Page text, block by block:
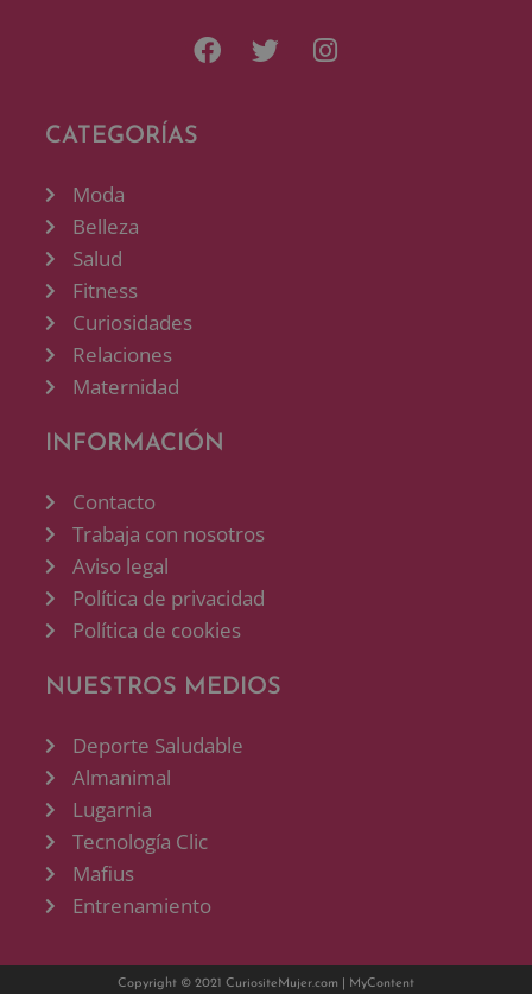
CATEGORÍAS
Moda
Belleza
Salud
Fitness
Curiosidades
Relaciones
Maternidad
INFORMACIÓN
Contacto
Trabaja con nosotros
Aviso legal
Política de privacidad
Política de cookies
NUESTROS MEDIOS
Deporte Saludable
Almanimal
Lugarnia
Tecnología Clic
Mafius
Entrenamiento
Copyright © 2021 CuriositeMujer.com | MyContent